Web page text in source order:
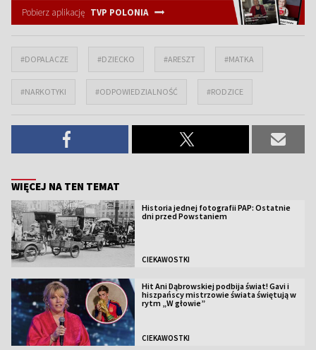
Pobierz aplikację TVP POLONIA
#DOPALACZE #DZIECKO #ARESZT #MATKA
#NARKOTYKI #ODPOWIEDZIALNOŚĆ #RODZICE
WIĘCEJ NA TEN TEMAT
Historia jednej fotografii PAP: Ostatnie
dni przed Powstaniem
CIEKAWOSTKI
Hit Ani Dąbrowskiej podbija świat! Gavi i
hiszpańscy mistrzowie świata świętują w
rytm „W głowie”
CIEKAWOSTKI